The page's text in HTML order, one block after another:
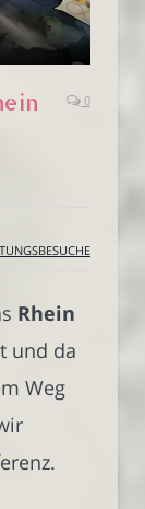
0
Rhein
und da
Weg